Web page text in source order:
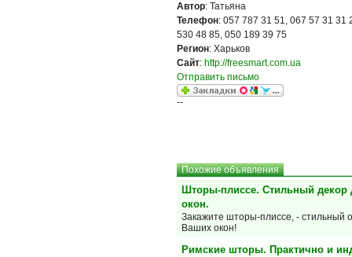
Автор: Татьяна
Телефон: 057 787 31 51, 067 57 31 31
530 48 85, 050 189 39 75
Регион: Харьков
Сайт: http://freesmart.com.ua
Отправить письмо
--
Похожие объявления
Шторы-плиссе. Стильный декор
окон.
Закажите шторы-плиссе, - стильный
Ваших окон!
Римские шторы. Практично и